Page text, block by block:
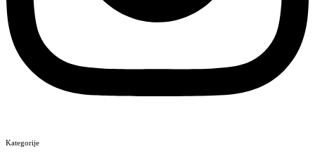
Kategorije